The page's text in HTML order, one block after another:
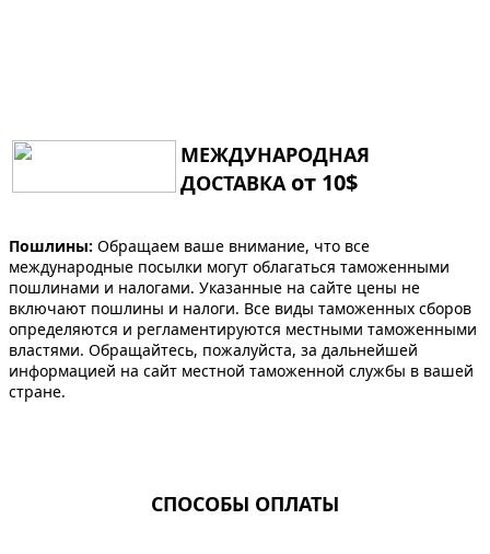
МЕЖДУНАРОДНАЯ
ДОСТАВКА от 10$
Пошлины: Обращаем ваше внимание, что все
международные посылки могут облагаться таможенными
пошлинами и налогами. Указанные на сайте цены не
включают пошлины и налоги. Все виды таможенных сборов
определяются и регламентируются местными таможенными
властями. Обращайтесь, пожалуйста, за дальнейшей
информацией на сайт местной таможенной службы в вашей
стране.
СПОСОБЫ ОПЛАТЫ